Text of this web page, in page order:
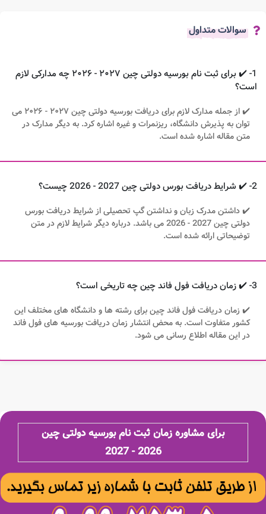
سوالات متداول
1- ✔️ برای ثبت نام بورسیه دولتی چین ۲۰۲۷ - ۲۰۲۶ چه مدارکی لازم
است؟
✔️ از جمله مدارک لازم برای دریافت بورسیه دولتی چین ۲۰۲۷ - ۲۰۲۶ می
توان به پذیرش دانشگاه، ریزنمرات و غیره اشاره کرد. به دیگر مدارک در
متن مقاله اشاره شده است.
2- ✔️ شرایط دریافت بورس دولتی چین 2027 - 2026 چیست؟
✔️ داشتن مدرک زبان و نداشتن گپ تحصیلی از شرایط دریافت بورس
دولتی چین 2027 - 2026 می باشد. درباره دیگر شرایط لازم در متن
توضیحاتی ارائه شده است.
3- ✔️ زمان دریافت فول فاند چین چه تاریخی است؟
✔️ زمان دریافت فول فاند چین برای رشته ها و دانشگاه های مختلف این
کشور متفاوت است. به محض انتشار زمان دریافت بورسیه های فول فاند
در این مقاله اطلاع رسانی می شود.
برای مشاوره زمان ثبت نام بورسیه دولتی چین
2026 - 2027